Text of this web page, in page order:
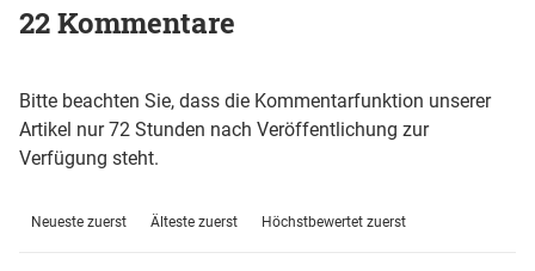
22 Kommentare
Bitte beachten Sie, dass die Kommentarfunktion unserer
Artikel nur 72 Stunden nach Veröffentlichung zur
Verfügung steht.
Neueste zuerst Älteste zuerst Höchstbewertet zuerst